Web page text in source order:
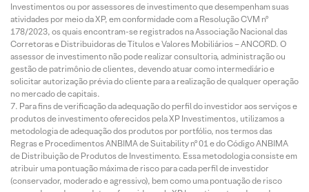
Investimentos ou por assessores de investimento que desempenham suas
atividades por meio da XP, em conformidade com a Resolução CVM nº
178/2023, os quais encontram-se registrados na Associação Nacional das
Corretoras e Distribuidoras de Títulos e Valores Mobiliários – ANCORD. O
assessor de investimento não pode realizar consultoria, administração ou
gestão de patrimônio de clientes, devendo atuar como intermediário e
solicitar autorização prévia do cliente para a realização de qualquer operação
no mercado de capitais.
Para fins de verificação da adequação do perfil do investidor aos serviços e
produtos de investimento oferecidos pela XP Investimentos, utilizamos a
metodologia de adequação dos produtos por portfólio, nos termos das
Regras e Procedimentos ANBIMA de Suitability nº 01 e do Código ANBIMA
de Distribuição de Produtos de Investimento. Essa metodologia consiste em
atribuir uma pontuação máxima de risco para cada perfil de investidor
(conservador, moderado e agressivo), bem como uma pontuação de risco